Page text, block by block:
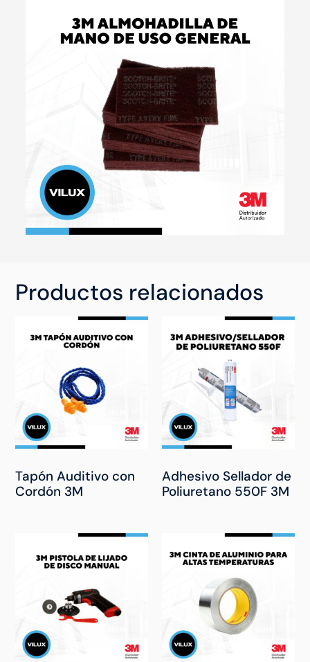
Productos relacionados
Tapón Auditivo con
Cordón 3M
Adhesivo Sellador de
Poliuretano 550F 3M